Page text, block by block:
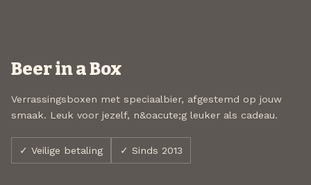
Beer in a Box
Verrassingsboxen met speciaalbier, afgestemd op jouw
smaak. Leuk voor jezelf, n&oacute;g leuker als cadeau.
✓ Veilige betaling ✓ Sinds 2013